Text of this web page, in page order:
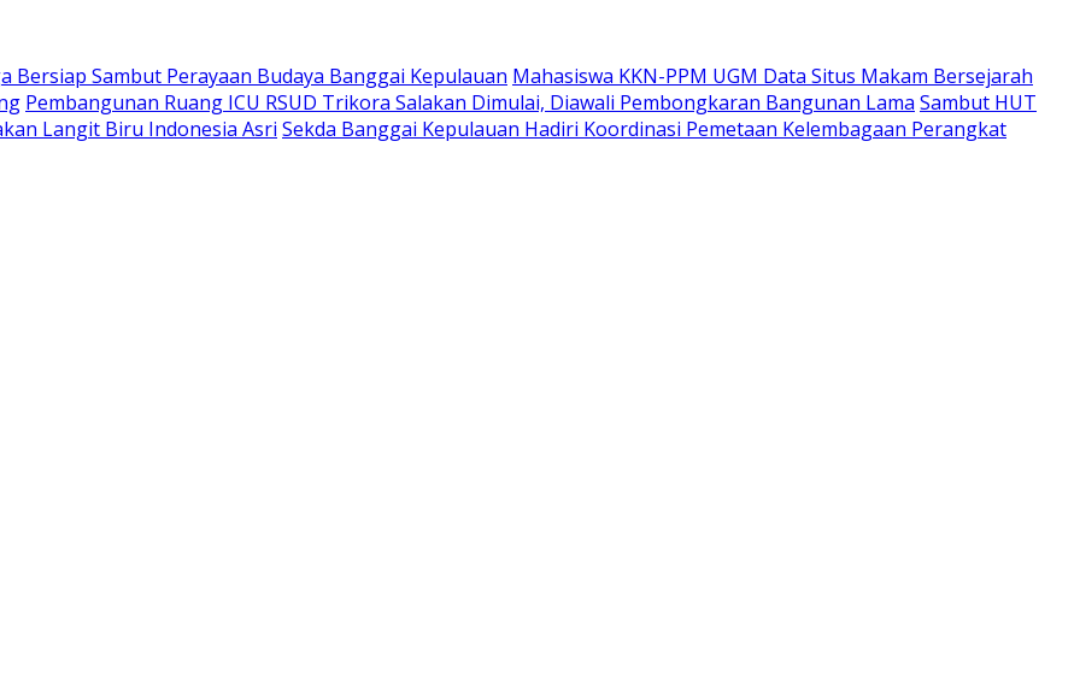
Bersiap Sambut Perayaan Budaya Banggai Kepulauan Mahasiswa KKN-PPM UGM Data Situs Makam Bersejarah
Pembangunan Ruang ICU RSUD Trikora Salakan Dimulai, Diawali Pembongkaran Bangunan Lama Sambut HUT
Langit Biru Indonesia Asri Sekda Banggai Kepulauan Hadiri Koordinasi Pemetaan Kelembagaan Perangkat